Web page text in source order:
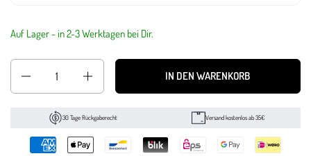
Auf Lager - in 2-3 Werktagen bei Dir.
IN DEN WARENKORB
30 Tage Rückgaberecht Versand kostenlos ab 35€